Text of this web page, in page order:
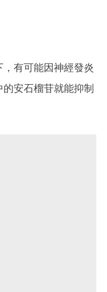
有可能因神經發炎
安石榴苷就能抑制